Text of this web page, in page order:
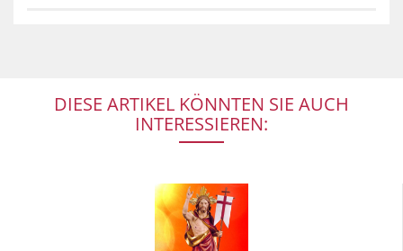
DIESE ARTIKEL KÖNNTEN SIE AUCH
INTERESSIEREN: